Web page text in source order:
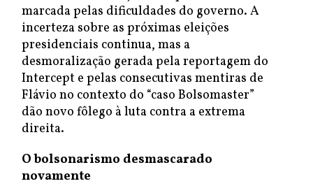
marcada pelas dificuldades do governo. A
incerteza sobre as próximas eleições
presidenciais continua, mas a
desmoralização gerada pela reportagem do
Intercept e pelas consecutivas mentiras de
Flávio no contexto do “caso Bolsomaster”
dão novo fôlego à luta contra a extrema
direita.
O bolsonarismo desmascarado
novamente